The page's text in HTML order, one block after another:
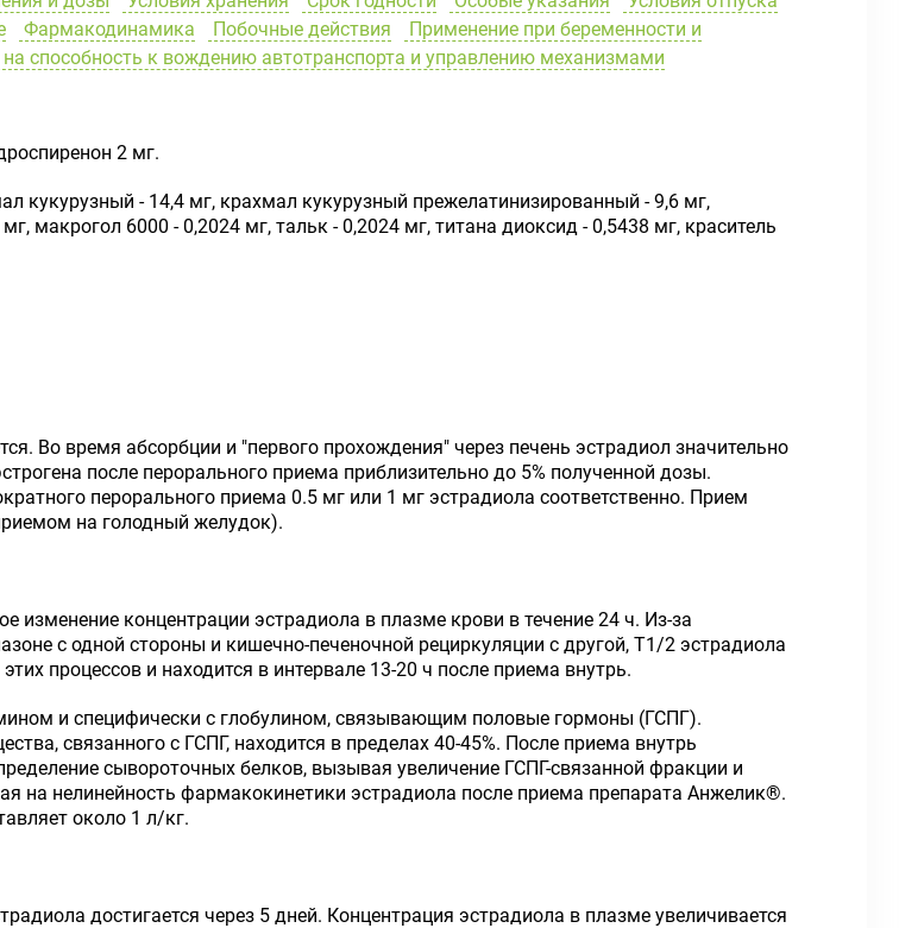
Фармакодинамика Побочные действия
Применение при беременности и
на способность к вождению автотранспорта и управлению механизмами
2 мг.
кукурузный - 14,4 мг, крахмал кукурузный прежелатинизированный - 9,6 мг,
макрогол 6000 - 0,2024 мг, тальк - 0,2024 мг, титана диоксид - 0,5438 мг, краситель
Во время абсорбции и "первого прохождения" через печень эстрадиол значительно
после перорального приема приблизительно до 5% полученной дозы.
перорального приема 0.5 мг или 1 мг эстрадиола соответственно. Прием
на голодный желудок).
изменение концентрации эстрадиола в плазме крови в течение 24 ч. Из-за
с одной стороны и кишечно-печеночной рециркуляции с другой, T1/2 эстрадиола
процессов и находится в интервале 13-20 ч после приема внутрь.
и специфически с глобулином, связывающим половые гормоны (ГСПГ).
связанного с ГСПГ, находится в пределах 40-45%. После приема внутрь
сывороточных белков, вызывая увеличение ГСПГ-связанной фракции и
на нелинейность фармакокинетики эстрадиола после приема препарата Анжелик®.
около 1 л/кг.
достигается через 5 дней. Концентрация эстрадиола в плазме увеличивается